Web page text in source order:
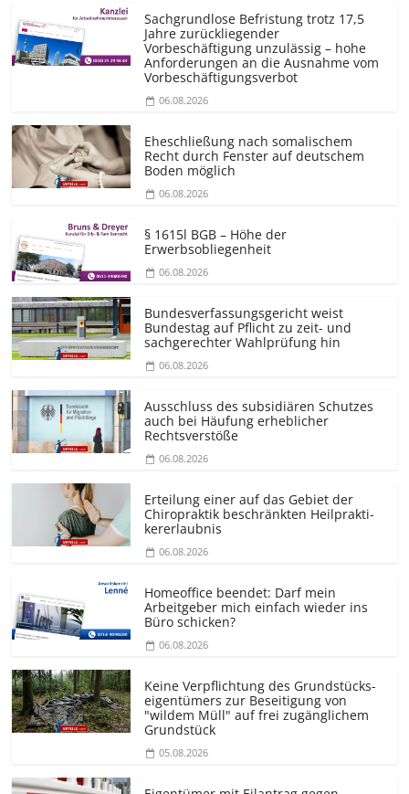
Sachgrundlose Befristung trotz 17,5
Jahre zurückliegender
Vorbeschäftigung unzulässig – hohe
Anforderungen an die Ausnahme vom
Vorbeschäf­tigungsverbot
06.08.2026
Eheschließung nach somalischem
Recht durch Fenster auf deutschem
Boden möglich
06.08.2026
§ 1615l BGB – Höhe der
Erwerbsobliegenheit
06.08.2026
Bundesver­fassungsgericht weist
Bundestag auf Pflicht zu zeit- und
sachgerechter Wahlprüfung hin
06.08.2026
Ausschluss des subsidiären Schutzes
auch bei Häufung erheblicher
Rechtsverstöße
06.08.2026
Erteilung einer auf das Gebiet der
Chiropraktik beschränkten Heilprakti­
kererlaubnis
06.08.2026
Homeoffice beendet: Darf mein
Arbeitgeber mich einfach wieder ins
Büro schicken?
06.08.2026
Keine Verpflichtung des Grundstücks­
eigentümers zur Beseitigung von
"wildem Müll" auf frei zugänglichem
Grundstück
05.08.2026